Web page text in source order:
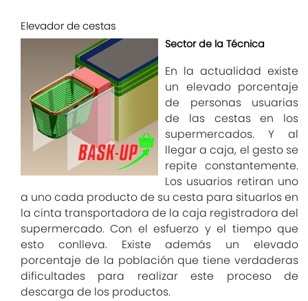
Elevador de cestas
Sector de la Técnica
En la actualidad existe
un elevado porcentaje
de personas usuarias
de las cestas en los
supermercados. Y al
llegar a caja, el gesto se
repite constantemente.
Los usuarios retiran uno
a uno cada producto de su cesta para situarlos en
la cinta transportadora de la caja registradora del
supermercado. Con el esfuerzo y el tiempo que
esto conlleva. Existe además un elevado
porcentaje de la población que tiene verdaderas
dificultades para realizar este proceso de
descarga de los productos.